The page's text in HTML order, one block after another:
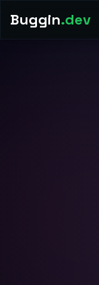
Buggin.dev